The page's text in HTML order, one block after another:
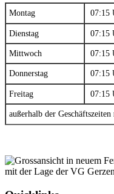
Montag 07:15
Dienstag 07:15
Mittwoch 07:15
Donnerstag 07:15
Freitag 07:15
außerhalb der Geschäftszeiten